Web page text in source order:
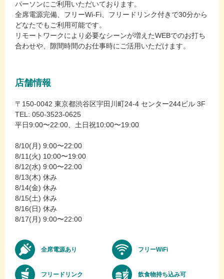
パーソンにご利用いただいております。
全席電源完備、フリーWi-Fi、フリードリンク付きで30分から
どなたでもご利用可能です。
リモートワークにより必要なシーンが増えたWEBでのお打ち
合わせや、隙間時間のお仕事時にご活用いただけます。
店舗情報
〒150-0042 東京都渋谷区宇田川町24-4 センター244ビル 3F
TEL: 050-3523-0625
平日9:00〜22:00、土日祝10:00〜19:00
8/10(月) 9:00〜22:00
8/11(火) 10:00〜19:00
8/12(水) 9:00〜22:00
8/13(木) 休み
8/14(金) 休み
8/15(土) 休み
8/16(日) 休み
8/17(月) 9:00〜22:00
全席電源あり フリーWiFi
フリードリンク 飲食物持ち込み可